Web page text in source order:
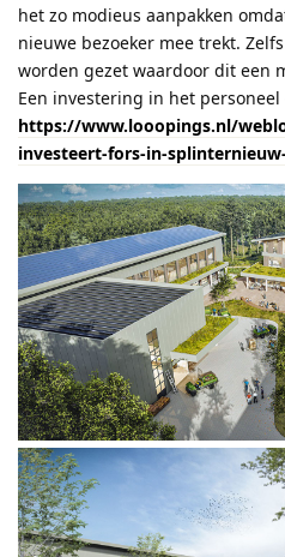
het zo modieus aanpakken
nieuwe bezoeker mee trekt.
worden gezet waardoor dit een
Een investering in het personeel
https://www.looopings.nl/
investeert-fors-in-